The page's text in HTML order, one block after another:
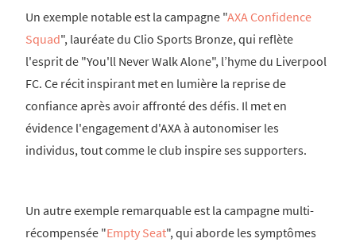
Un exemple notable est la campagne "AXA Confidence
Squad", lauréate du Clio Sports Bronze, qui reflète
l'esprit de "You'll Never Walk Alone", l’hyme du Liverpool
FC. Ce récit inspirant met en lumière la reprise de
confiance après avoir affronté des défis. Il met en
évidence l'engagement d'AXA à autonomiser les
individus, tout comme le club inspire ses supporters.
Un autre exemple remarquable est la campagne multi-
récompensée "Empty Seat", qui aborde les symptômes